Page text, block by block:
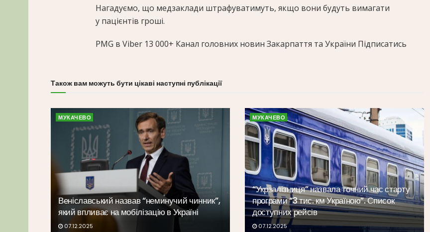
Нагадуємо, що медзаклади штрафуватимуть, якщо вони будуть вимагати
у пацієнтів гроші.
PMG в Viber 13 000+ Канал головних новин Закарпаття та України Підписатись
Також вам можуть бути цікаві наступні публікації
МУКАЧЕВО
Веніславський назвав “неминучий чинник”,
який впливає на мобілізацію в Україні
07.12.2025
МУКАЧЕВО
“Укрзалізниця” назвала точний час старту
програми “3 тис. км Україною”. Список
доступних рейсів
07.12.2025